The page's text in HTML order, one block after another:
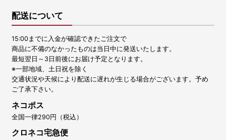
配送について
15:00までに入金が確認できたご注文で
商品に不備のなかったものは当日中に発送いたします。
最短翌日～3日前後にお届け予定となります。
※一部地域、土日祝を除く
交通状況や天候により配送に遅れが生じる場合がございます。予め
ご了承下さい。
ネコポス
全国一律290円（税込）
クロネコ宅急便